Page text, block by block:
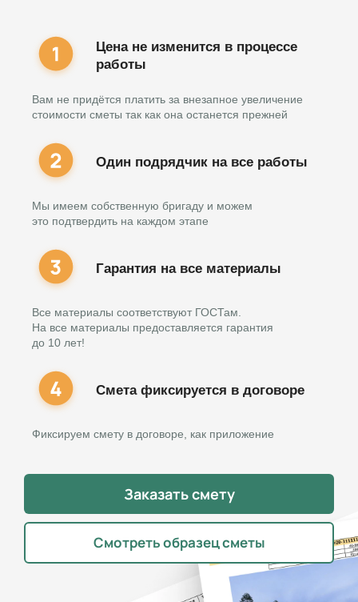
Цена не изменится в процессе
работы
Вам не придётся платить за внезапное увеличение
стоимости сметы так как она останется прежней
Один подрядчик на все работы
Мы имеем собственную бригаду и можем
это подтвердить на каждом этапе
Гарантия на все материалы
Все материалы соответствуют ГОСТам.
На все материалы предоставляется гарантия
до 10 лет!
Смета фиксируется в договоре
Фиксируем смету в договоре, как приложение
Заказать смету
Смотреть образец сметы